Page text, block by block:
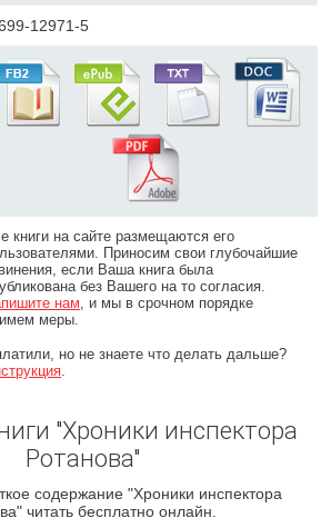
12971-5
книги на сайте размещаются его
Приносим свои глубочайшие
если Ваша книга была
без Вашего на то согласия.
нам, и мы в срочном порядке
меры.
но не знаете что делать дальше?
.
"Хроники инспектора
Ротанова"
содержание "Хроники инспектора
читать бесплатно онлайн.